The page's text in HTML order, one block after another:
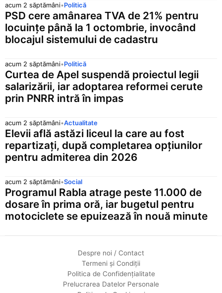
SGD
Dolar singaporez
3,4137 lei ▲ 0,0006
THB
Baht thailandez
0,1393 lei
TRY
Lira turcească
UAH
Hrivnă ucraineană
Rand sud-african
XDR
Drepturi speciale de tragere
5,9397 lei ▲ 0,0028
acum 2 săptămâni•Politică
PSD cere amânarea TVA de 21% pentru
locuințe până la 1 octombrie, invocând
blocajul sistemului de cadastru
acum 2 săptămâni•Politică
Curtea de Apel suspendă proiectul legii
salarizării, iar adoptarea reformei cerute
prin PNRR intră în impas
acum 2 săptămâni•Actualitate
Elevii află astăzi liceul la care au fost
repartizați, după completarea opțiunilor
pentru admiterea din 2026
acum 2 săptămâni•Social
Programul Rabla atrage peste 11.000 de
dosare în prima oră, iar bugetul pentru
motociclete se epuizează în nouă minute
Despre noi / Contact
Termeni și Condiții
Politica de Confidențialitate
Prelucrarea Datelor Personale